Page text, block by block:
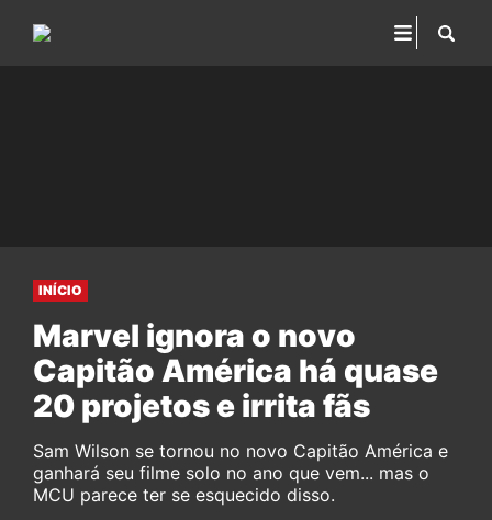
INÍCIO
Marvel ignora o novo
Capitão América há quase
20 projetos e irrita fãs
Sam Wilson se tornou no novo Capitão América e
ganhará seu filme solo no ano que vem... mas o
MCU parece ter se esquecido disso.